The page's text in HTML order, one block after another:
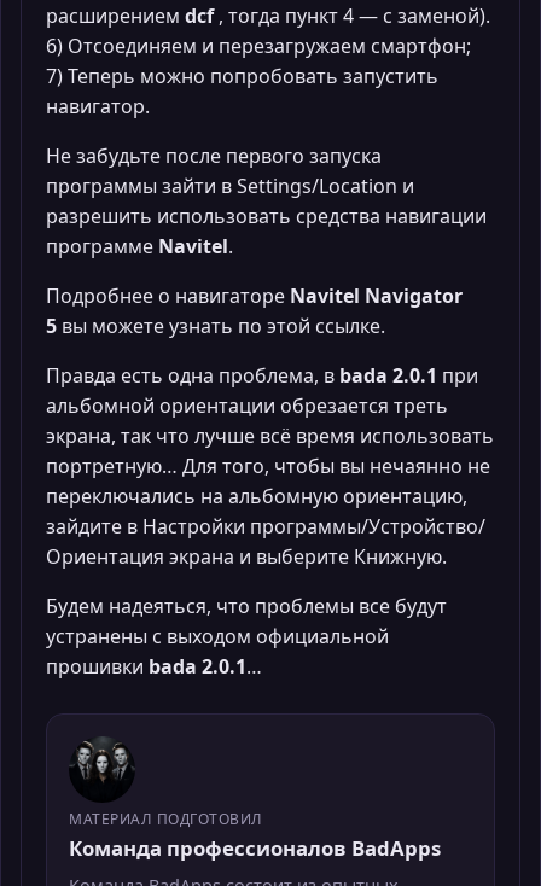
расширением dcf, тогда пункт 4 — с заменой).
6) Отсоединяем и перезагружаем смартфон;
7) Теперь можно попробовать запустить
навигатор.
Не забудьте после первого запуска
программы зайти в Settings/Location и
разрешить использовать средства навигации
программе Navitel.
Подробнее о навигаторе Navitel Navigator
5 вы можете узнать по этой ссылке.
Правда есть одна проблема, в bada 2.0.1 при
альбомной ориентации обрезается треть
экрана, так что лучше всё время использовать
портретную… Для того, чтобы вы нечаянно не
переключались на альбомную ориентацию,
зайдите в Настройки программы/Устройство/
Ориентация экрана и выберите Книжную.
Будем надеяться, что проблемы все будут
устранены с выходом официальной
прошивки bada 2.0.1…
МАТЕРИАЛ ПОДГОТОВИЛ
Команда профессионалов BadApps